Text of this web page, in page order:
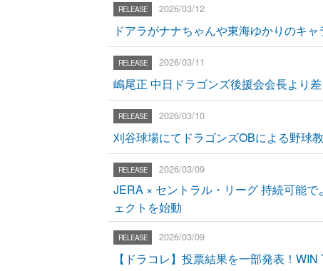
2026/03/12
ドアラがナナちゃんや東海ゆかりのキ
2026/03/11
嶋尾正 中日ドラゴンズ後援会会長より
2026/03/10
刈谷球場にてドラゴンズOBによる野球
2026/03/09
JERA × セントラル・リーグ 持続可能
ェクトを始動
2026/03/09
【ドラコレ】投票結果を一部発表！